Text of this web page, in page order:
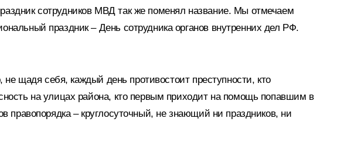
сотрудников МВД так же поменял название. Мы отмечаем
праздник – День сотрудника органов внутренних дел РФ.
не щадя себя, каждый день противостоит преступности, кто
на улицах района, кто первым приходит на помощь попавшим в
правопорядка – круглосуточный, не знающий ни праздников, ни